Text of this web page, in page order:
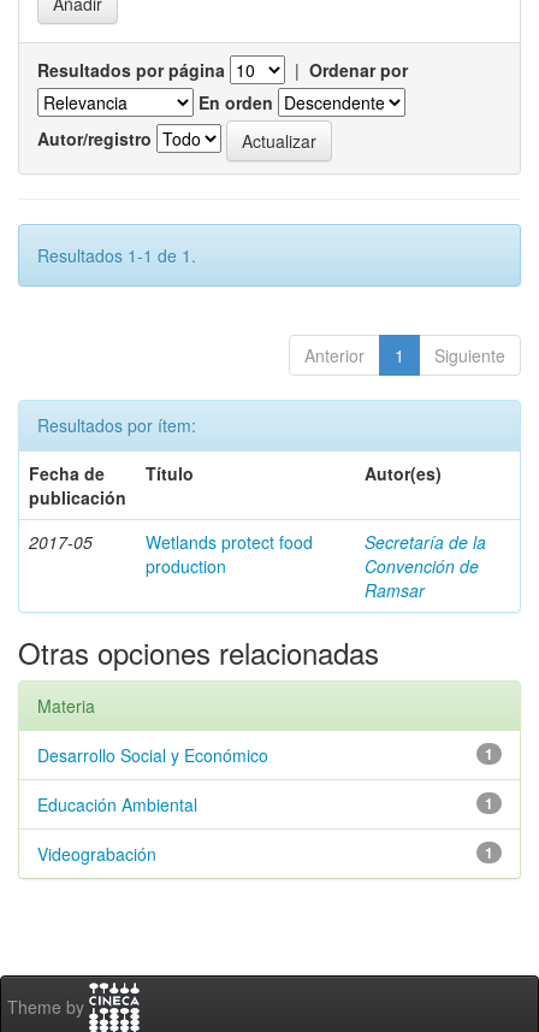
Resultados por página | Ordenar por
En orden
Autor/registro
Resultados 1-1 de 1.
Anterior 1 Siguiente
Resultados por ítem:
Fecha de
publicación
Título Autor(es)
2017-05
Wetlands protect food
production
Secretaría de la
Convención de
Ramsar
Otras opciones relacionadas
Materia
1
Desarrollo Social y Económico
1
Educación Ambiental
1
Videograbación
Theme by